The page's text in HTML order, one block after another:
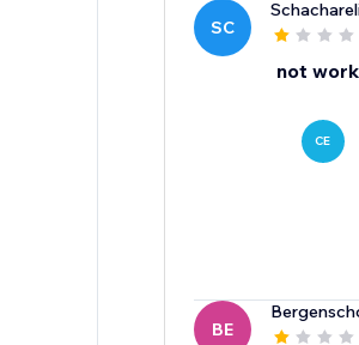
SC
not
CE
BE